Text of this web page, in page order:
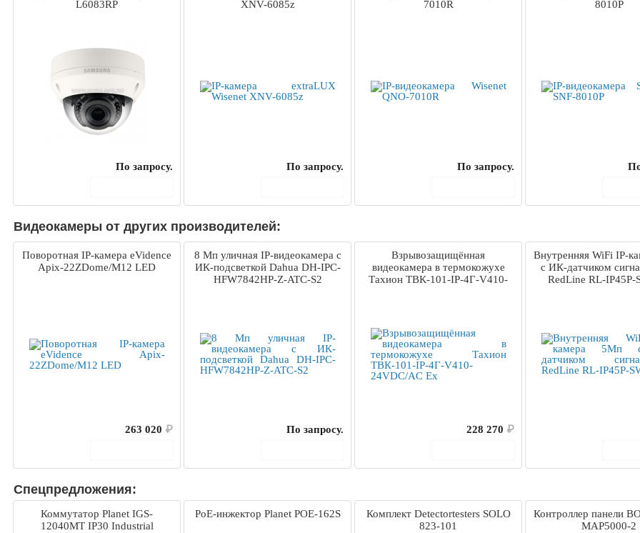
L6083RP
По запросу.
XNV-6085z
По запросу.
7010R
По запросу.
8010P
Видеокамеры от других производителей:
Поворотная IP-камера eVidence
Apix-22ZDome/M12 LED
263 020 ₽
8 Mп уличная IP-видеокамера с
ИК-подсветкой Dahua DH-IPC-
HFW7842HP-Z-ATC-S2
По запросу.
Взрывозащищённая
видеокамера в термокожухе
Тахион ТВК-101-IP-4Г-V410-
228 270 ₽
Внутренняя WiFi IP-
с ИК-датчиком
RedLine RL-IP45P-
Спецпредложения:
Коммутатор Planet IGS-
12040MT IP30 Industrial
PoE-инжектор Planet POE-162S
Комплект Detectortesters SOLO
823-101
Контроллер панели
MAP5000-2